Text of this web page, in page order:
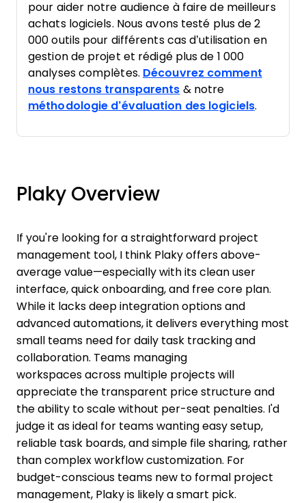
pour aider notre audience à faire de meilleurs
achats logiciels. Nous avons testé plus de 2
000 outils pour différents cas d’utilisation en
gestion de projet et rédigé plus de 1 000
analyses complètes. Découvrez comment
nous restons transparents & notre
méthodologie d’évaluation des logiciels.
Plaky Overview
If you're looking for a straightforward project
management tool, I think Plaky offers above-
average value—especially with its clean user
interface, quick onboarding, and free core plan.
While it lacks deep integration options and
advanced automations, it delivers everything most
small teams need for daily task tracking and
collaboration. Teams managing
workspaces across multiple projects will
appreciate the transparent price structure and
the ability to scale without per-seat penalties. I'd
judge it as ideal for teams wanting easy setup,
reliable task boards, and simple file sharing, rather
than complex workflow customization. For
budget-conscious teams new to formal project
management, Plaky is likely a smart pick.